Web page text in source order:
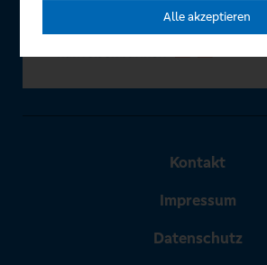
Kontakt
Impressum
Datenschutz
Alle akzeptieren